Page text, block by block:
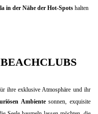
in der Nähe der Hot-Spots halten
ihre exklusive Atmosphäre und ihr
Ambientesonnen, exquisite